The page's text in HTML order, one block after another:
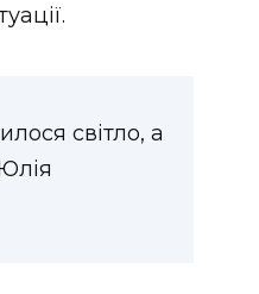
світло, а